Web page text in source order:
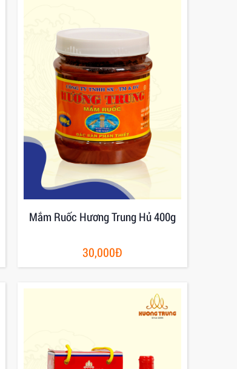
Mắm Ruốc Hương Trung Hủ 400g
30,000Đ